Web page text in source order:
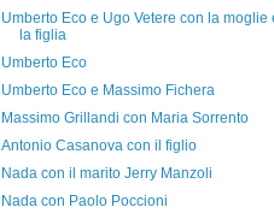
Umberto Eco e Ugo Vetere con la moglie
la figlia
Umberto Eco
Umberto Eco e Massimo Fichera
Massimo Grillandi con Maria Sorrento
Antonio Casanova con il figlio
Nada con il marito Jerry Manzoli
Nada con Paolo Poccioni